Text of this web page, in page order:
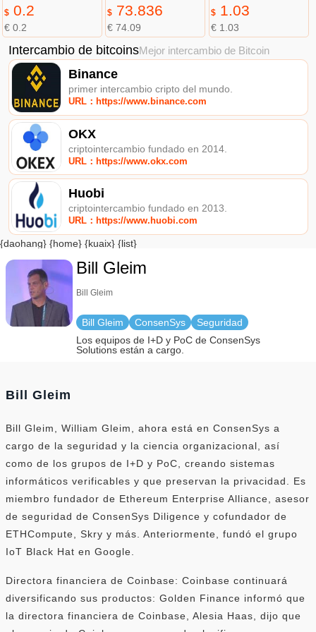
$0.2
€ 0.2
$ 73.836
€ 74.09
$1.03
€ 1.03
Intercambio de bitcoinsMejor intercambio de Bitcoin
Binance
primer intercambio cripto del mundo.
URL：https://www.binance.com
OKX
criptointercambio fundado en 2014.
URL：https://www.okx.com
Huobi
criptointercambio fundado en 2013.
URL：https://www.huobi.com
{daohang} {home} {kuaix} {list}
Bill Gleim
Bill Gleim
Bill Gleim ConsenSys
Seguridad
Los equipos de I+D y PoC de ConsenSys
Solutions están a cargo.
Bill Gleim
Bill Gleim, William Gleim, ahora está en ConsenSys a
cargo de la seguridad y la ciencia organizacional, así
como de los grupos de I+D y PoC, creando sistemas
informáticos verificables y que preservan la privacidad. Es
miembro fundador de Ethereum Enterprise Alliance, asesor
de seguridad de ConsenSys Diligence y cofundador de
ETHCompute, Skry y más. Anteriormente, fundó el grupo
IoT Black Hat en Google.
Directora financiera de Coinbase: Coinbase continuará
diversificando sus productos: Golden Finance informó que
la directora financiera de Coinbase, Alesia Haas, dijo que